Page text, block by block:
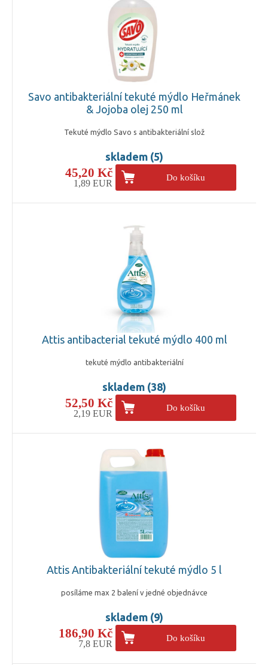
Savo antibakteriální tekuté mýdlo Heřmánek
& Jojoba olej 250 ml
Tekuté mýdlo Savo s antibakteriální slož
skladem (5)
45,20 Kč
1,89 EUR
Do košíku
Attis antibacterial tekuté mýdlo 400 ml
tekuté mýdlo antibakteriální
skladem (38)
52,50 Kč
2,19 EUR
Do košíku
Attis Antibakteriální tekuté mýdlo 5 l
posíláme max 2 balení v jedné objednávce
skladem (9)
186,90 Kč
7,8 EUR
Do košíku